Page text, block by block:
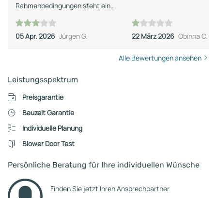
Rahmenbedingungen steht ein
05 Apr. 2026 Jürgen G. 22 März 2026 Obinna C.
Alle Bewertungen ansehen
Leistungsspektrum
Preisgarantie
Bauzeit Garantie
Individuelle Planung
Blower Door Test
Persönliche Beratung für Ihre individuellen Wünsche
Finden Sie jetzt Ihren Ansprechpartner